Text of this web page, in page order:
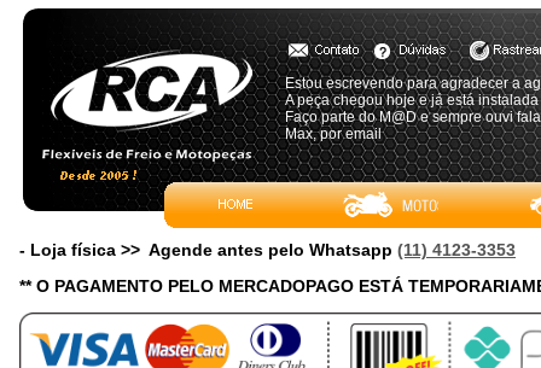
Estou escrevendo para agradecer a
A peça chegou hoje e já está
Faço parte do M@D e sempre ouvi
Max, por email
- Loja física >> Agende antes pelo Whatsapp (11) 4123-3353
** O PAGAMENTO PELO MERCADOPAGO ESTÁ